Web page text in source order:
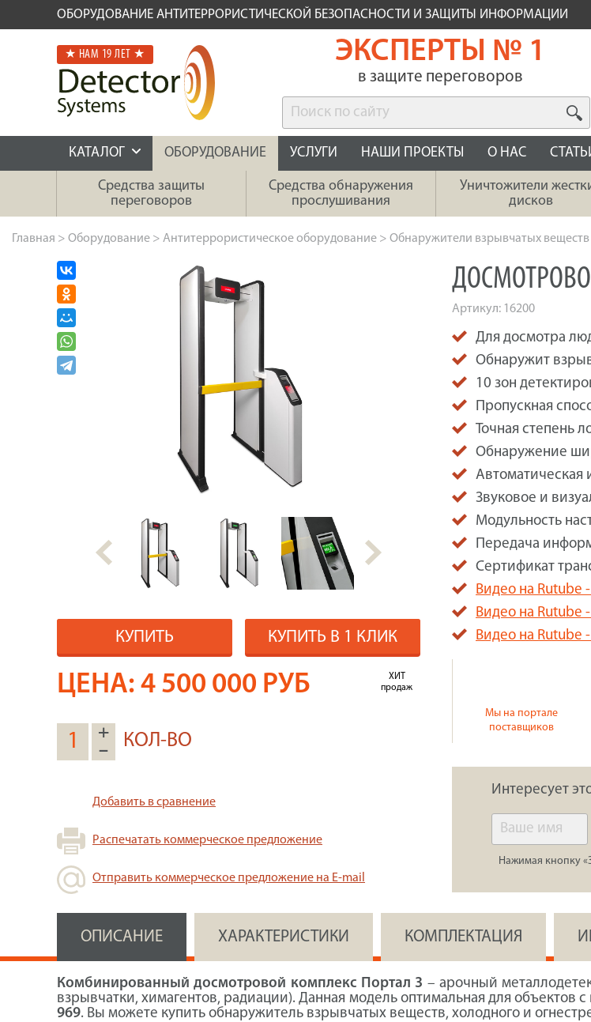
ОБОРУДОВАНИЕ АНТИТЕРРОРИСТИЧЕСКОЙ БЕЗОПАСНОСТИ И ЗАЩИТЫ ИНФОРМАЦИИ
★ НАМ 19 ЛЕТ ★ ЭКСПЕРТЫ № 1
в защите переговоров
КАТАЛОГ ОБОРУДОВАНИЕ УСЛУГИ НАШИ ПРОЕКТЫ О НАС
Средства защиты
переговоров
Средства обнаружения
прослушивания
Уничтожители
дисков
Главная > Оборудование > Антитеррористическое оборудование > Обнаружители взрывчатых веществ
КУПИТЬ КУПИТЬ В 1 КЛИК
ЦЕНА: 4 500 000 РУБ
ХИТ
продаж
+
–
КОЛ-ВО
Добавить в сравнение
Распечатать коммерческое предложение
Отправить коммерческое предложение на E-mail
Артикул: 16200
Для досмотра
Обнаружит
10 зон
Пропускная
Точная степень
Обнаружение
Автоматическая
Звуковое и
Модульность
Передача
Сертификат
Видео на Rutube
Видео на Rutube
Видео на Rutube
Мы на портале
поставщиков
Интересует
Нажимая кнопку
ОПИСАНИЕ ХАРАКТЕРИСТИКИ КОМПЛЕКТАЦИЯ
Комбинированный досмотровой комплекс Портал 3 – арочный
взрывчатки, химагентов, радиации). Данная модель оптимальная для объектов
969. Вы можете купить обнаружитель взрывчатых веществ, холодного и